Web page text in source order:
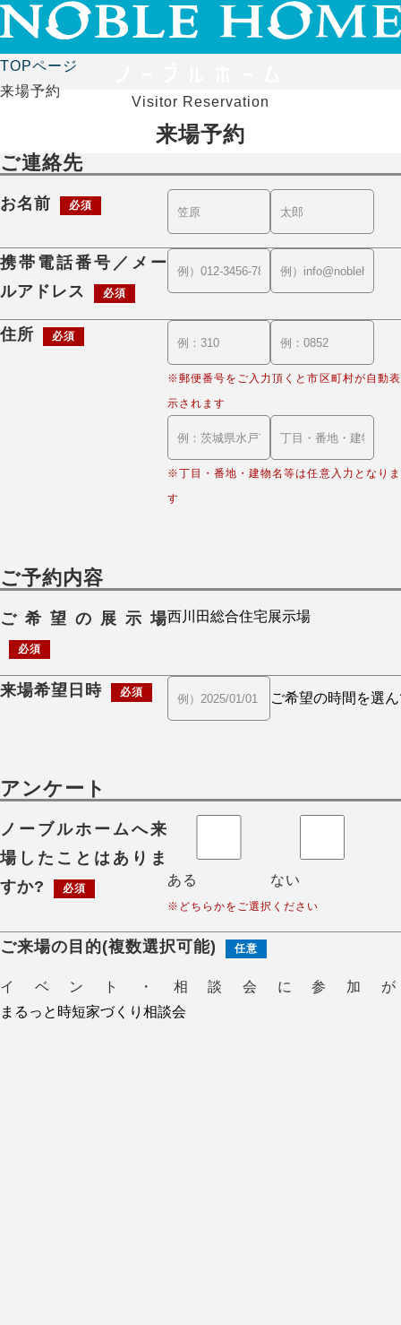
TOPページ
来場予約
Visitor Reservation
来場予約
ご連絡先
お名前 必須
携帯電話番号／メー
ルアドレス
必須
住所 必須
※郵便番号をご入力頂くと市区町村が自動表
示されます
※丁目・番地・建物名等は任意入力となりま
す
ご予約内容
ご希望の展示場
必須
来場希望日時 必須
アンケート
ノーブルホームへ来
場したことはありま
すか?
必須
ある ない
※どちらかをご選択ください
ご来場の目的(複数選択可能) 任意
イベント・相談会に参加